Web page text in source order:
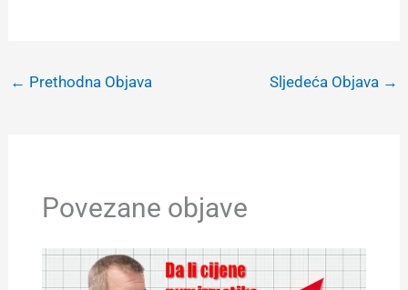
← Prethodna Objava Sljedeća Objava →
Povezane objave